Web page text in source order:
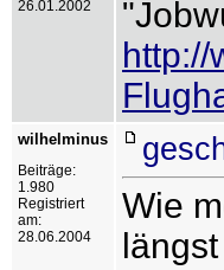
26.01.2002
http://
wilhelminus
Beiträge:
1.980
Registriert
am:
28.06.2004
Wie